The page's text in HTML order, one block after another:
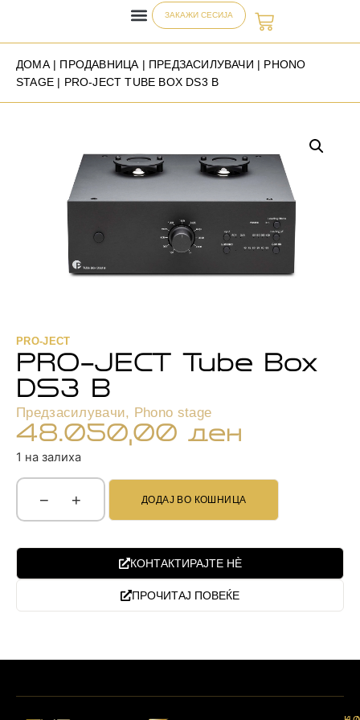
ЗАКАЖИ СЕСИЈА
ДОМА| ПРОДАВНИЦА | ПРЕДЗАСИЛУВАЧИ | PHONO
STAGE | PRO-JECT TUBE BOX DS3 B
PRO-JECT
PRO-JECT Tube Box
DS3 B
Предзасилувачи, Phono stage
48.050,00 ден
1 на залиха
− + ДОДАЈ ВО КОШНИЦА
КОНТАКТИРАЈТЕ НЀ
ПРОЧИТАЈ ПОВЕЌЕ